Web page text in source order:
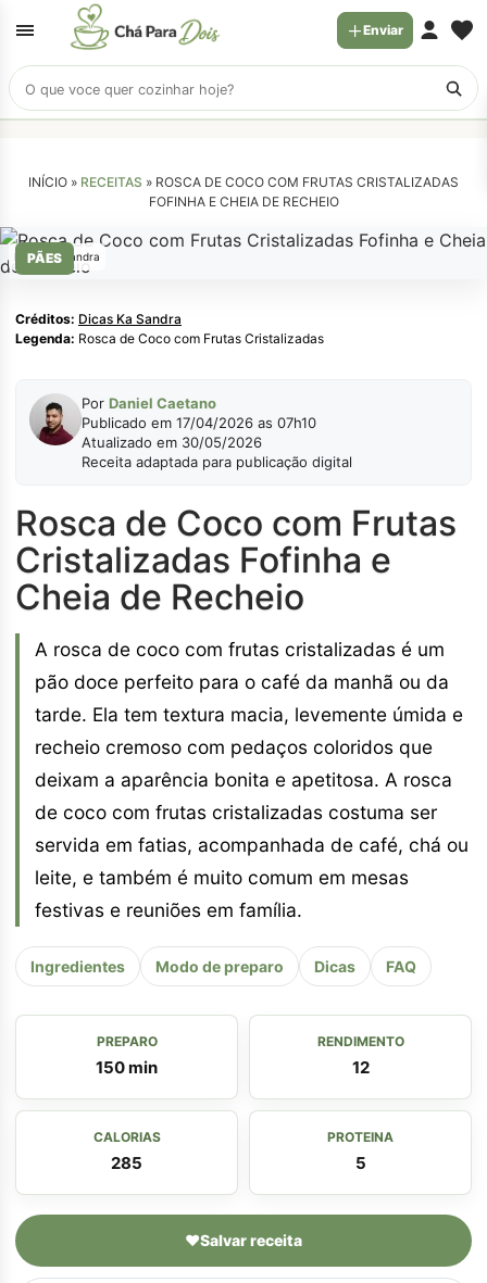
Buscar
receitas
Enviar
INÍCIO » RECEITAS » ROSCA DE COCO COM FRUTAS CRISTALIZADAS
FOFINHA E CHEIA DE RECHEIO
PÃES
Dicas Ka Sandra
Créditos: Dicas Ka Sandra
Legenda: Rosca de Coco com Frutas Cristalizadas
Por Daniel Caetano
Publicado em 17/04/2026 as 07h10
Atualizado em 30/05/2026
Receita adaptada para publicação digital
Rosca de Coco com Frutas
Cristalizadas Fofinha e
Cheia de Recheio
A rosca de coco com frutas cristalizadas é um
pão doce perfeito para o café da manhã ou da
tarde. Ela tem textura macia, levemente úmida e
recheio cremoso com pedaços coloridos que
deixam a aparência bonita e apetitosa. A rosca
de coco com frutas cristalizadas costuma ser
servida em fatias, acompanhada de café, chá ou
leite, e também é muito comum em mesas
festivas e reuniões em família.
Ingredientes Modo de preparo Dicas FAQ
PREPARO
150 min
RENDIMENTO
12
CALORIAS
285
PROTEINA
5
♥Salvar receita